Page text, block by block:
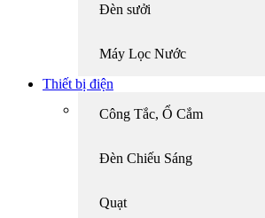
Đèn sưởi
Máy Lọc Nước
Thiết bị điện
Công Tắc, Ổ Cắm
Đèn Chiếu Sáng
Quạt